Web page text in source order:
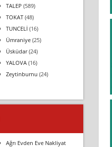
TALEP (589)
TOKAT (48)
TUNCELİ (16)
Ümraniye (25)
Üsküdar(24)
YALOVA (16)
Zeytinburnu (24)
Ağrı Evden Eve Nakliyat